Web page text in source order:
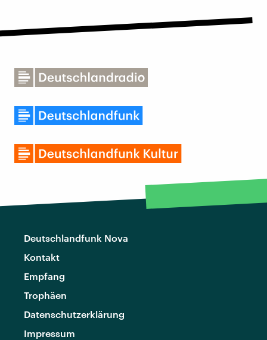
Deutschlandfunk Nova
Kontakt
Empfang
Trophäen
Datenschutzerklärung
Impressum